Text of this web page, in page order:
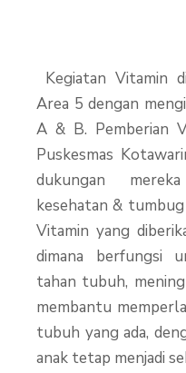
Kegiatan Vitamin
Area 5 dengan
A & B. Pemberian
Puskesmas
dukungan
kesehatan &
Vitamin yang
dimana berfungsi
tahan tubuh,
membantu
tubuh yang ada,
anak tetap menjadi